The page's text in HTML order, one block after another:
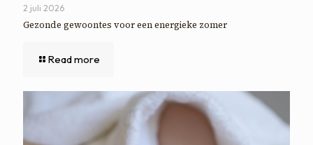
2 juli 2026
Gezonde gewoontes voor een energieke zomer
Read more